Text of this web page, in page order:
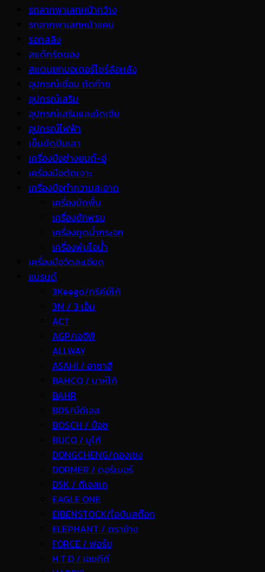
รถลากพาเลทหน้ากว้าง
รถลากพาเลทหน้าแคบ
รอกสลิง
สแต๊กรัดของ
สแตนยกมอเตอร์ไซร์ล้อหลัง
อุปกรณ์เชื่อม ตัดก๊าซ
อุปกรณ์เสริม
อุปกรณ์เสริมและขัดเจีย
อุปกรณ์ไฟฟ้า
เข็มขัดปีนเสา
เครื่องมือช่างยนต์-อู่
เครื่องมือตัดเจาะ
เครื่องมือทำความสะอาด
เครื่องขัดพื้น
เครื่องซักพรม
เครื่องดูดน้ำกระจก
เครื่องพ่นไอน้ำ
เครื่องมือวัดละเอียด
แบรนด์
3Keego/ทรีคีย์โก้
3M / 3 เอ็ม
ACT
AGP/เอจีพี
ALLWAY
ASAHI / อาซาฮี
BAHCO / บาห์โก้
BAHR
BDS/บีดีเอส
BOSCH / บ๊อช
BUCO / บูโก้
DONGCHENG/ดองเชง
DORMER / ดอร์เมอร์
DSK / ดีเอสเค
EAGLE ONE
EIBENSTOCK/ไอบีนสต๊อก
ELEPHANT / ตราช้าง
FORCE / ฟอร์ช
H.T.D / เอชทีดี